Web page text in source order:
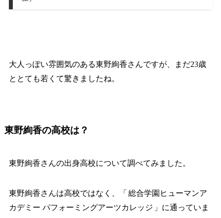
大人っぽい雰囲気のある東野絢香さんですが、まだ23歳
ととても若くて驚きましたね。
東野絢香の高校は？
東野絢香さんの出身高校について調べてみました。
東野絢香さんは高校ではなく、「 総合学園ヒューマンア
カデミー パフォーミングアーツカレッジ 」に通っていま